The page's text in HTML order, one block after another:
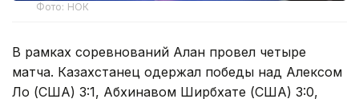
Фото: НОК
В рамках соревнований Алан провел четыре
матча. Казахстанец одержал победы над Алексом
Ло (США) 3:1, Абхинавом Ширбхате (США) 3:0,